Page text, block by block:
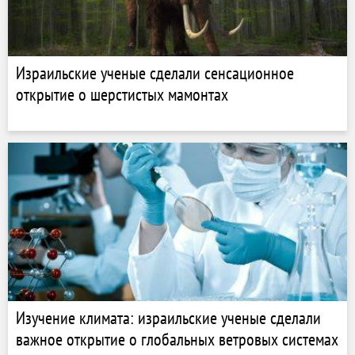
Израильские ученые сделали сенсационное
открытие о шерстистых мамонтах
Изучение климата: израильские ученые сделали
важное открытие о глобальных ветровых системах